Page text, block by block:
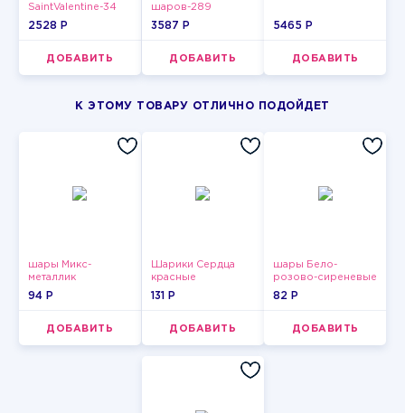
SaintValentine-34
2528 P
ДОБАВИТЬ
шаров-289
3587 P
ДОБАВИТЬ
5465 P
ДОБАВИТЬ
К ЭТОМУ ТОВАРУ ОТЛИЧНО ПОДОЙДЕТ
шары Микс-
металлик
94 P
ДОБАВИТЬ
Шарики Сердца
красные
131 P
ДОБАВИТЬ
шары Бело-
розово-сиреневые
пастельные
82 P
ДОБАВИТЬ